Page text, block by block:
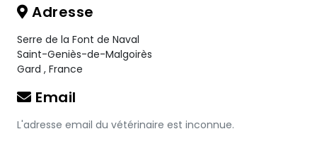
Adresse
Serre de la Font de Naval
Saint-Geniès-de-Malgoirès
Gard , France
Email
L'adresse email du vétérinaire est inconnue.